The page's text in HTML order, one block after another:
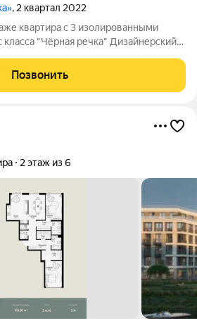
, 2 квартал 2022
квартира с 3 изолированными
речка" Дизайнерский
Пудровая палитра, гипсовые
Позвонить
2 этаж из 6